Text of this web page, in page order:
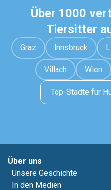
Über 1000
Tiersitter
Graz Innsbruck
Villach Wien
Top-Städte für
Über uns
Unsere Geschichte
In den Medien